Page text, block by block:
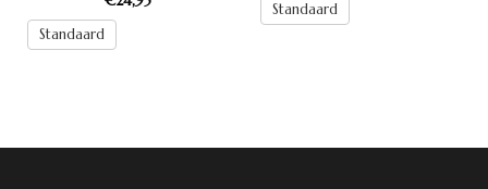
Standaard
Standaard